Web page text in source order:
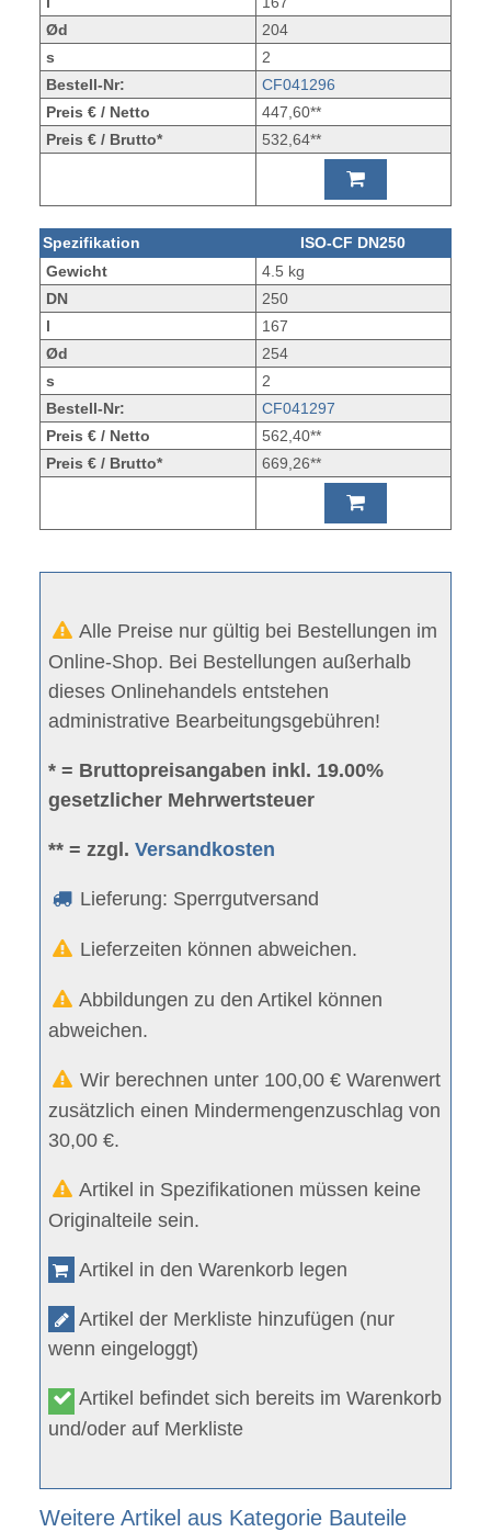
Ød
204
s
2
Bestell-Nr:
CF041296
Preis € / Netto
447,60**
Preis € / Brutto*
532,64**
Spezifikation
ISO-CF DN250
Gewicht
4.5 kg
DN
250
l
167
Ød
254
s
2
Bestell-Nr:
CF041297
Preis € / Netto
562,40**
Preis € / Brutto*
669,26**
Alle Preise nur gültig bei Bestellungen im
Online-Shop. Bei Bestellungen außerhalb
dieses Onlinehandels entstehen
administrative Bearbeitungsgebühren!
* = Bruttopreisangaben inkl. 19.00%
gesetzlicher Mehrwertsteuer
** = zzgl.Versandkosten
Lieferung: Sperrgutversand
Lieferzeiten können abweichen.
Abbildungen zu den Artikel können
abweichen.
Wir berechnen unter 100,00 € Warenwert
zusätzlich einen Mindermengenzuschlag von
30,00 €.
Artikel in Spezifikationen müssen keine
Originalteile sein.
Artikel in den Warenkorb legen
Artikel der Merkliste hinzufügen (nur
wenn eingeloggt)
Artikel befindet sich bereits im Warenkorb
und/oder auf Merkliste
Weitere Artikel aus Kategorie Bauteile